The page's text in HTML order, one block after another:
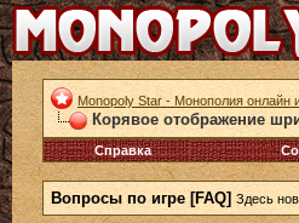
Monopoly Star - Монополия онлайн
Корявое отображение
Справка
Вопросы по игре [FAQ] Здесь